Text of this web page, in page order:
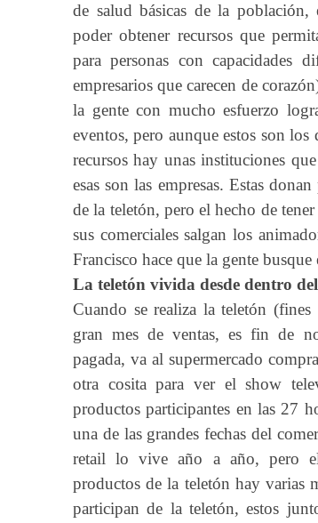
de salud básicas de la población,
poder obtener recursos que
para personas con capacidades
empresarios que carecen de
la gente con mucho esfuerzo
eventos, pero aunque estos son
recursos hay unas instituciones
esas son las empresas. Estas
de la teletón, pero el hecho de
sus comerciales salgan los
Francisco hace que la gente
La teletón vivida desde dentro
Cuando se realiza la teletón
gran mes de ventas, es fin de
pagada, va al supermercado
otra cosita para ver el show
productos participantes en las 27
una de las grandes fechas del
retail lo vive año a año, pero
productos de la teletón hay varias
participan de la teletón, estos